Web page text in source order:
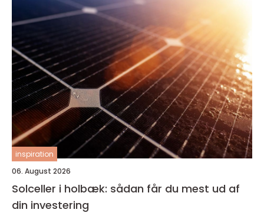
inspiration
06. August 2026
Solceller i holbæk: sådan får du mest ud af
din investering